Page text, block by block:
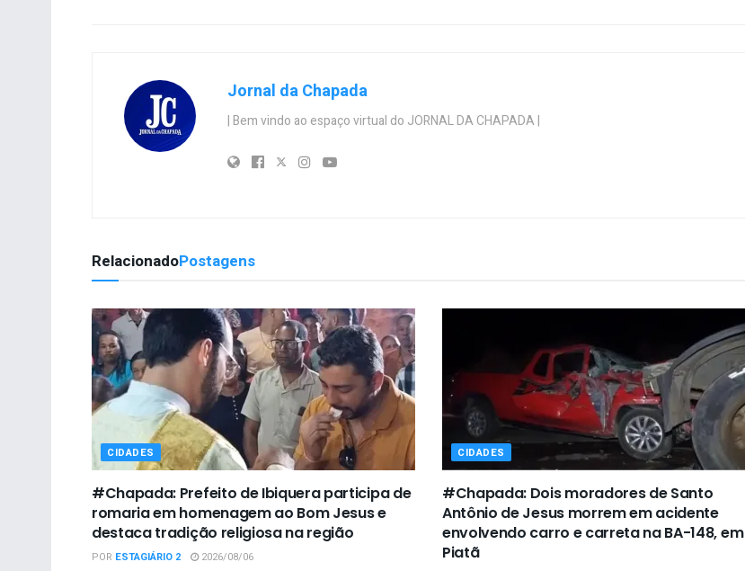
Jornal da Chapada
| Bem vindo ao espaço virtual do JORNAL DA CHAPADA |
RelacionadoPostagens
CIDADES
#Chapada: Prefeito de Ibiquera participa de
romaria em homenagem ao Bom Jesus e
destaca tradição religiosa na região
POR ESTAGIÁRIO 2 2026/08/06
CIDADES
#Chapada: Dois moradores de Santo
Antônio de Jesus morrem em acidente
envolvendo carro e carreta na BA-148, em
Piatã